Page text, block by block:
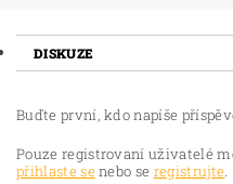
DISKUZE
Buďte první, kdo napíše
Pouze registrovaní uživatelé
přihlaste senebo se registrujte.